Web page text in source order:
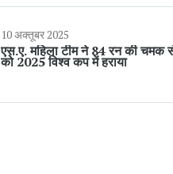
10 अक्तूबर 2025
एस.ए. महिला टीम ने 84 रन की चमक
को 2025 विश्व कप में हराया